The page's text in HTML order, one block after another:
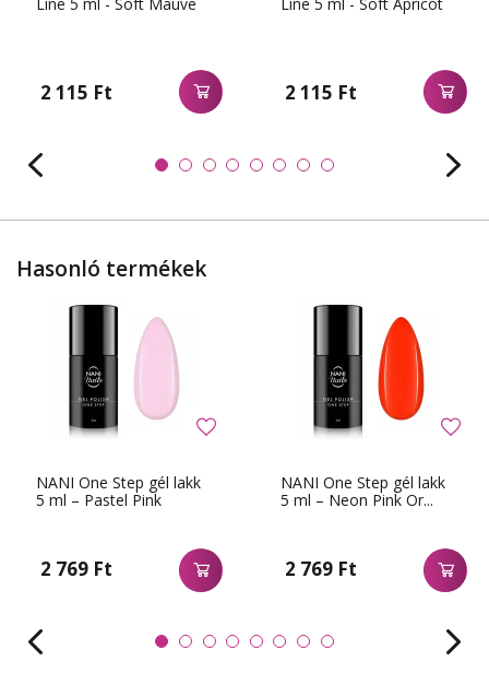
2 115 Ft 2 115 Ft
Hasonló termékek
NANI One Step gél lakk
5 ml – Pastel Pink
2 769 Ft
NANI One Step gél lakk
5 ml – Neon Pink Or...
2 769 Ft